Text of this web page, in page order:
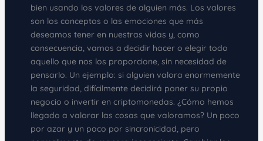
bien usando los valores de alguien más. Los valores
son los conceptos o las emociones que más
deseamos tener en nuestras vidas y, como
consecuencia, vamos a decidir hacer o elegir todo
aquello que nos los proporcione, sin necesidad de
pensarlo. Un ejemplo: si alguien valora enormemente
la seguridad, difícilmente decidirá poner su propio
negocio o invertir en criptomonedas. ¿Cómo hemos
llegado a valorar las cosas que valoramos? Un poco
por azar y un poco por sincronicidad, pero